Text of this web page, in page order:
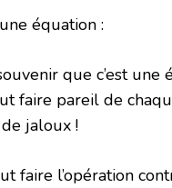
équation :
que c’est une
faire pareil de
jaloux !
faire l’opération